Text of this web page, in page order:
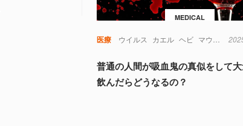
MEDICAL
医療 ウイルス カエル ヘビ マウス 免疫
普通の人間が吸血鬼の真似をして
飲んだらどうなるの？